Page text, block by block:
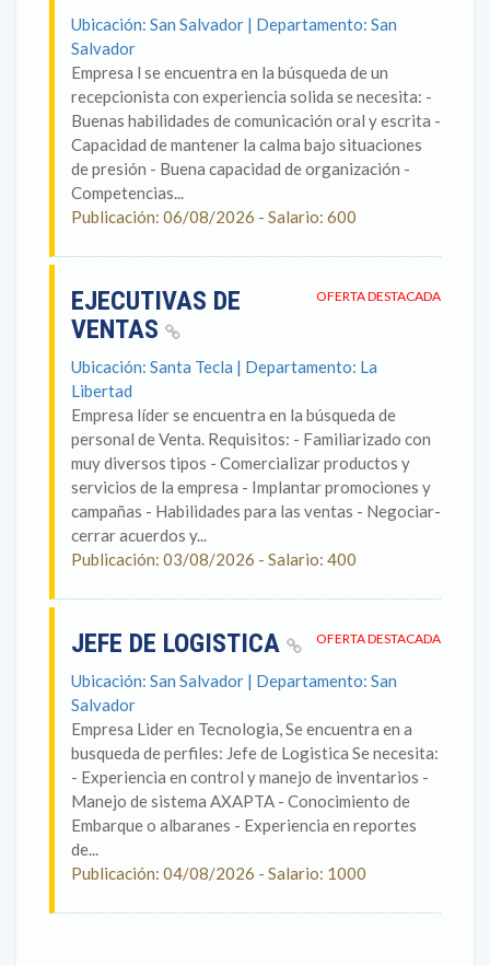
Ubicación: San Salvador | Departamento: San
Salvador
Empresa l se encuentra en la búsqueda de un
recepcionista con experiencia solida se necesita: -
Buenas habilidades de comunicación oral y escrita -
Capacidad de mantener la calma bajo situaciones
de presión - Buena capacidad de organización -
Competencias...
Publicación: 06/08/2026 - Salario: 600
OFERTA DESTACADA
EJECUTIVAS DE
VENTAS
Ubicación: Santa Tecla | Departamento: La
Libertad
Empresa líder se encuentra en la búsqueda de
personal de Venta. Requisitos: - Familiarizado con
muy diversos tipos - Comercializar productos y
servicios de la empresa - Implantar promociones y
campañas - Habilidades para las ventas - Negociar-
cerrar acuerdos y...
Publicación: 03/08/2026 - Salario: 400
OFERTA DESTACADA
JEFE DE LOGISTICA
Ubicación: San Salvador | Departamento: San
Salvador
Empresa Lider en Tecnologia, Se encuentra en a
busqueda de perfiles: Jefe de Logistica Se necesita:
- Experiencia en control y manejo de inventarios -
Manejo de sistema AXAPTA - Conocimiento de
Embarque o albaranes - Experiencia en reportes
de...
Publicación: 04/08/2026 - Salario: 1000